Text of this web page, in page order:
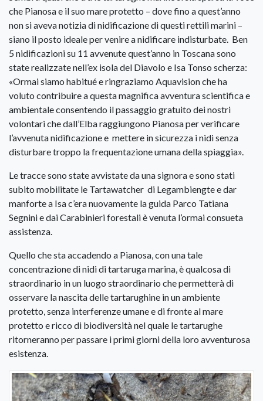
che Pianosa e il suo mare protetto – dove fino a quest’anno
non si aveva notizia di nidificazione di questi rettili marini –
siano il posto ideale per venire a nidificare indisturbate. Ben
5 nidificazioni su 11 avvenute quest’anno in Toscana sono
state realizzate nell’ex isola del Diavolo e Isa Tonso scherza:
«Ormai siamo habitué e ringraziamo Aquavision che ha
voluto contribuire a questa magnifica avventura scientifica e
ambientale consentendo il passaggio gratuito dei nostri
volontari che dall’Elba raggiungono Pianosa per verificare
l’avvenuta nidificazione e mettere in sicurezza i nidi senza
disturbare troppo la frequentazione umana della spiaggia».
Le tracce sono state avvistate da una signora e sono stati
subito mobilitate le Tartawatcher di Legambiengte e dar
manforte a Isa c’era nuovamente la guida Parco Tatiana
Segnini e dai Carabinieri forestali è venuta l’ormai consueta
assistenza.
Quello che sta accadendo a Pianosa, con una tale
concentrazione di nidi di tartaruga marina, è qualcosa di
straordinario in un luogo straordinario che permetterà di
osservare la nascita delle tartarughine in un ambiente
protetto, senza interferenze umane e di fronte al mare
protetto e ricco di biodiversità nel quale le tartarughe
ritorneranno per passare i primi giorni della loro avventurosa
esistenza.